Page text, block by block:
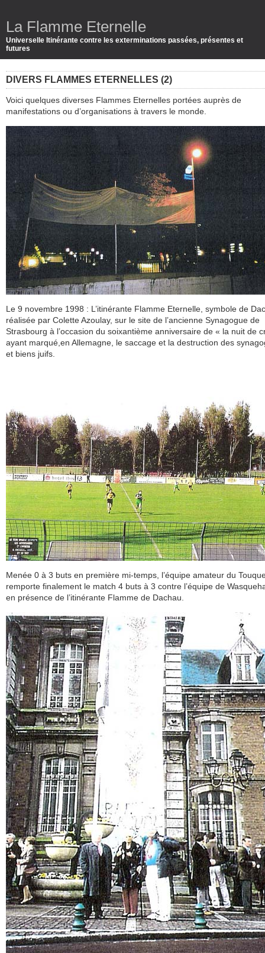
La Flamme Eternelle
Universelle Itinérante contre les exterminations passées, présentes et
futures
DIVERS FLAMMES ETERNELLES (2)
Voici quelques diverses Flammes Eternelles portées auprès de
manifestations ou d’organisations à travers le monde.
Le 9 novembre 1998 : L’itinérante Flamme Eternelle, symbole de
réalisée par Colette Azoulay, sur le site de l’ancienne Synagogue de
Strasbourg à l’occasion du soixantième anniversaire de « la nuit de
ayant marqué,en Allemagne, le saccage et la destruction des
et biens juifs.
Menée 0 à 3 buts en première mi-temps, l’équipe amateur du
remporte finalement le match 4 buts à 3 contre l’équipe de
en présence de l’itinérante Flamme de Dachau.